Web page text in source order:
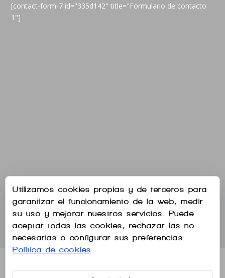
[contact-form-7 id="335d142" title="Formulario de contacto
1"]
Política de cookies
Utilizamos cookies propias y de terceros para
garantizar el funcionamiento de la web, medir
su uso y mejorar nuestros servicios. Puede
aceptar todas las cookies, rechazar las no
necesarias o configurar sus preferencias.
Política de cookies